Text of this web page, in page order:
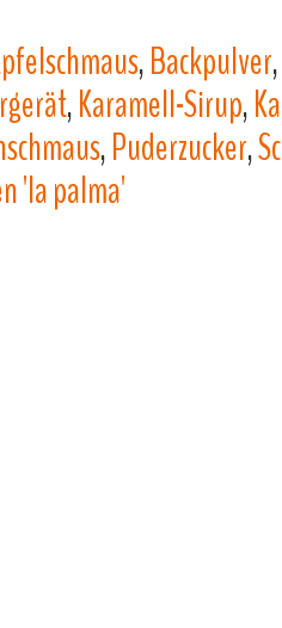
,Backpulver,
,Karamell-Sirup,
,Puderzucker,
'la palma'